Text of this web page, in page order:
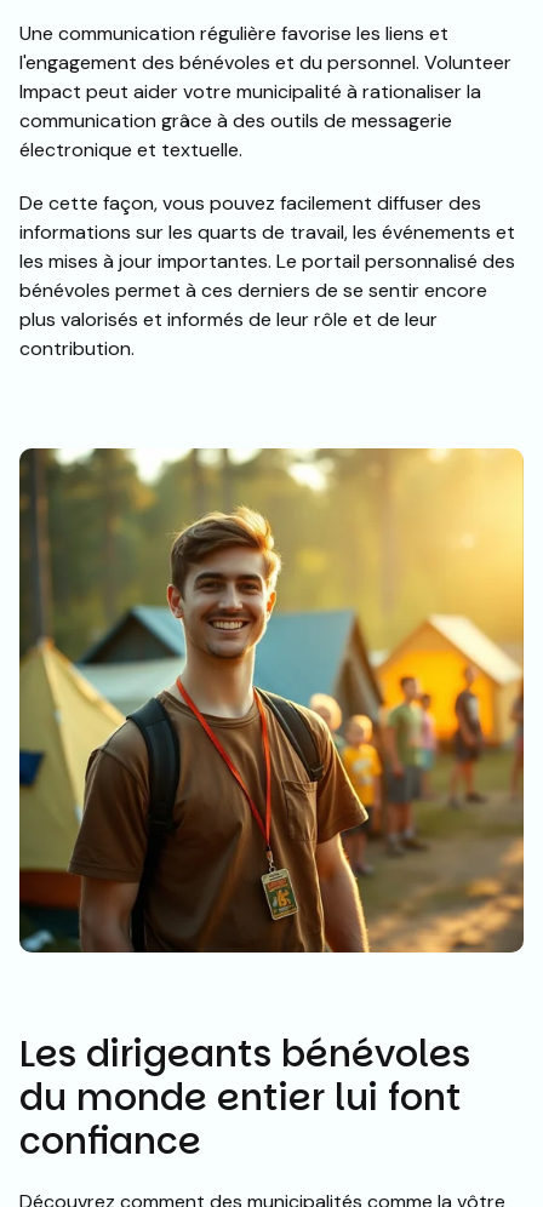
Une communication régulière favorise les liens et
l'engagement des bénévoles et du personnel. Volunteer
Impact peut aider votre municipalité à rationaliser la
communication grâce à des outils de messagerie
électronique et textuelle.
De cette façon, vous pouvez facilement diffuser des
informations sur les quarts de travail, les événements et
les mises à jour importantes. Le portail personnalisé des
bénévoles permet à ces derniers de se sentir encore
plus valorisés et informés de leur rôle et de leur
contribution.
Les dirigeants bénévoles
du monde entier lui font
confiance